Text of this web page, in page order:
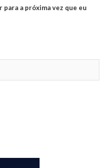
para a próxima vez que eu